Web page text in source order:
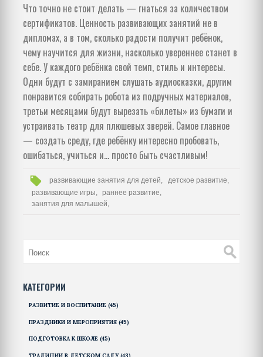
Что точно не стоит делать — гнаться за количеством
сертификатов. Ценность развивающих занятий не в
дипломах, а в том, сколько радости получит ребёнок,
чему научится для жизни, насколько увереннее станет в
себе. У каждого ребёнка свой темп, стиль и интересы.
Одни будут с замиранием слушать аудиосказки, другим
понравится собирать робота из подручных материалов,
третьи месяцами будут вырезать «билеты» из бумаги и
устраивать театр для плюшевых зверей. Самое главное
— создать среду, где ребёнку интересно пробовать,
ошибаться, учиться и… просто быть счастливым!
развивающие занятия для детей,
детское развитие,
развивающие игры,
раннее развитие,
занятия для малышей,
КАТЕГОРИИ
РАЗВИТИЕ И ВОСПИТАНИЕ (45)
ПРАЗДНИКИ И МЕРОПРИЯТИЯ (45)
ПОДГОТОВКА К ШКОЛЕ (45)
ТРАДИЦИИ В ДЕТСКОМ САДУ(43)